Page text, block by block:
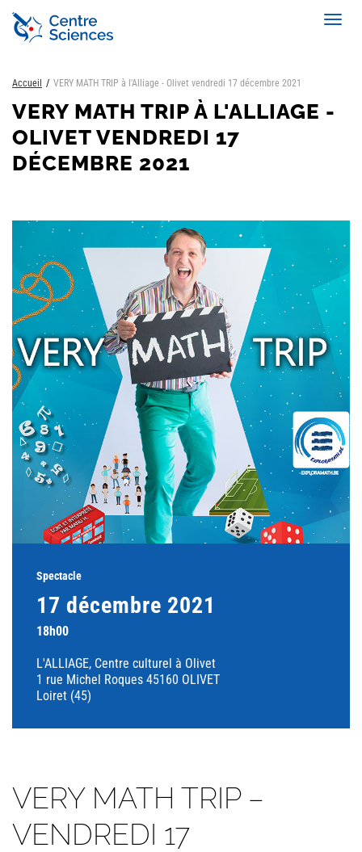
Aller
contenu
Accueil VERY MATH TRIP à l'Alliage - Olivet vendredi 17 décembre 2021
VERY MATH TRIP À L'ALLIAGE -
OLIVET VENDREDI 17
DÉCEMBRE 2021
Spectacle
17 décembre 2021
18h00
L'ALLIAGE, Centre culturel à Olivet
1 rue Michel Roques 45160 OLIVET
Loiret (45)
VERY MATH TRIP –
VENDREDI 17